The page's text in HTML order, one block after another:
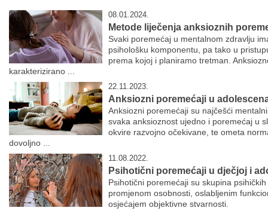
08.01.2024.
Metode liječenja anksioznih
Svaki poremećaj u mentalnom zdravlju
psihološku komponentu, pa tako u
prema kojoj i planiramo tretman.
karakterizirano ...
22.11.2023.
Anksiozni poremećaji u
Anksiozni poremećaji su najčešći
svaka anksioznost ujedno i poremećaj u
okvire razvojno očekivane, te ometa
dovoljno ...
11.08.2022.
Psihotični poremećaji u dječjoj i
Psihotični poremećaji su skupina
promjenom osobnosti, oslabljenim
osjećajem objektivne stvarnosti.